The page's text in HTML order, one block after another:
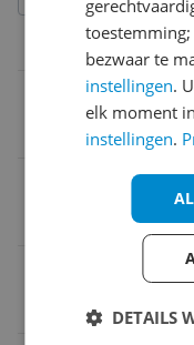
Onderhoud
Afneembare kom/
Aantal pannen
bezwaar te
instellingen.
elk moment
instellingen.
DETAILS